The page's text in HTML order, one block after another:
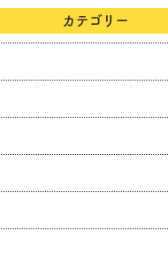
カテゴリー